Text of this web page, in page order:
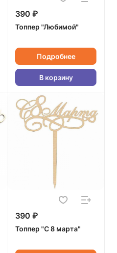
390 ₽
Топпер "Любимой"
Подробнее
В корзину
390 ₽
Топпер "С 8 марта"